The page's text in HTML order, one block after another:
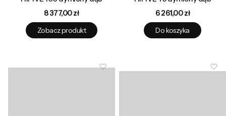
Cena
8 377,00 zł
Zobacz produkt
Cena
6 261,00 zł
Do koszyka